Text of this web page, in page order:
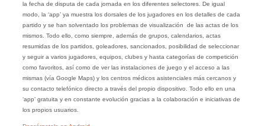
la fecha de disputa de cada jornada en los diferentes selectores. De igual
modo, la ‘app’ ya muestra los dorsales de los jugadores en los detalles de cada
partido y se han solventado los problemas de visualización de las actas de los
mismos. Todo ello, como siempre, además de grupos, calendarios, actas
resumidas de los partidos, goleadores, sancionados, posibilidad de seleccionar
y seguir a varios jugadores, equipos, clubes y hasta categorías de competición
como favoritos, así como de ver las instalaciones de juego y el acceso a las
mismas (vía Google Maps) y los centros médicos asistenciales más cercanos y
su contacto telefónico directo a través del propio dispositivo. Todo ello en una
‘app’ gratuita y en constante evolución gracias a la colaboración e iniciativas de
los propios usuarios.